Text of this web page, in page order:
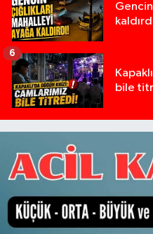
Gencin
bile
6